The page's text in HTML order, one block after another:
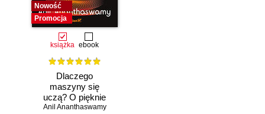
Nowość
Promocja
książka ebook
Dlaczego
maszyny się
uczą? O pięknie
matematyki i
Anil Ananthaswamy